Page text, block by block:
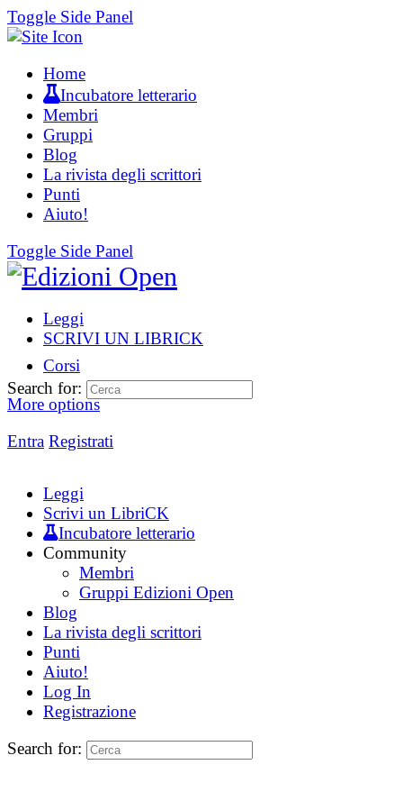
Toggle Side Panel
Home
Incubatore letterario
Membri
Gruppi
Blog
La rivista degli scrittori
Punti
Aiuto!
Toggle Side Panel
Leggi
SCRIVI UN LIBRICK
Corsi
More options
Entra Registrati
Search for:
Leggi
Scrivi un LibriCK
Incubatore letterario
Community
Membri
Gruppi Edizioni Open
Blog
La rivista degli scrittori
Punti
Aiuto!
Log In
Registrazione
Search for: